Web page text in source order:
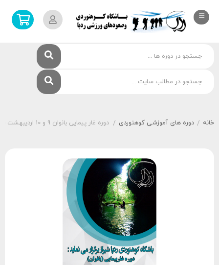
خانه / دوره های آموزشی کوهنوردی / دوره غار پیمایی بانوان 9 و 10 اردیبهشت 1400